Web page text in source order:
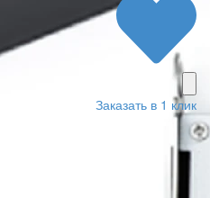
Заказать в 1 клик